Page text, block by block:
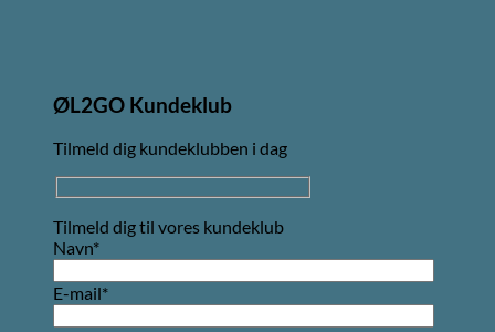
ØL2GO Kundeklub
Tilmeld dig kundeklubben i dag
Tilmeld dig til vores kundeklub
Navn*
E-mail*